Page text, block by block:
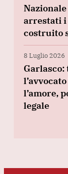
arrestati i
costruito
8 Luglio 2026
l’amore,
legale